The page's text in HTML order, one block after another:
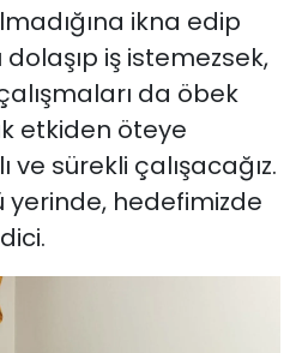
ikna edip
iş istemezsek,
da öbek
etkiden öteye
ve sürekli çalışacağız.
yerinde, hedefimizde